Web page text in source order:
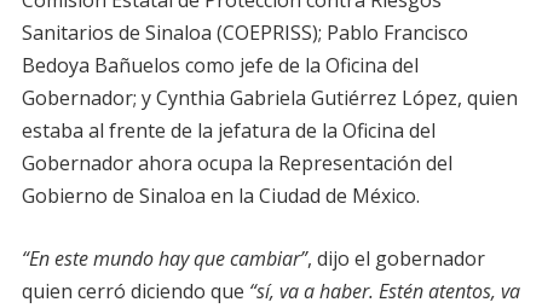
Sanitarios de Sinaloa (COEPRISS); Pablo Francisco
Bedoya Bañuelos como jefe de la Oficina del
Gobernador; y Cynthia Gabriela Gutiérrez López, quien
estaba al frente de la jefatura de la Oficina del
Gobernador ahora ocupa la Representación del
Gobierno de Sinaloa en la Ciudad de México.
“En este mundo hay que cambiar”, dijo el gobernador
quien cerró diciendo que “sí, va a haber. Estén atentos, va